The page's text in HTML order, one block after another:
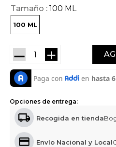
Tamaño 100 ML
100 ML
＋
－
Opciones de entrega:
Recogida en tienda
Envío Nacional y Local